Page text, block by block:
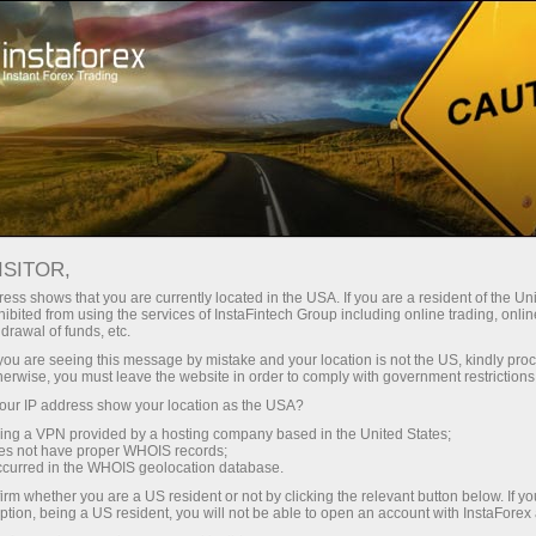
Трейдерлар учун
Форекс аналитика
Фотоянгиликлар
12:20 2016-12-01
САМЫЙ БОГАТЫЙ
ХУДОЖЕСТВЕННЫЙ МУЗЕЙ
ПЛАНЕТЫ
shows that you are currently located in the USA. If you are a resident of the
from using the services of InstaFintech Group including online trading,
of funds, etc.
are seeing this message by mistake and your location is not the US, kindly
you must leave the website in order to comply with government
IP address show your location as the USA?
a VPN provided by a hosting company based in the United States;
not have proper WHOIS records;
in the WHOIS geolocation database.
whether you are a US resident or not by clicking the relevant button below. If
being a US resident, you will not be able to open an account with InstaForex